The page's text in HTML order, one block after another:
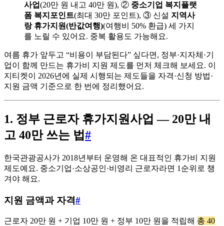
사업(20만 원 내고 40만 원), ② 중소기업 복지플랫
폼 복지포인트(최대 30만 포인트), ③ 신설 지역사
랑 휴가지원(반값여행)(여행비 50% 환급) 세 가지
를 노릴 수 있어요. 중복 활용도 가능해요.
여름 휴가 앞두고 “비용이 부담된다” 싶다면, 정부·지자체·기
업이 함께 만드는 휴가비 지원 제도를 먼저 체크해 보세요. 이
지티켓이 2026년에 실제 시행되는 제도들을 자격·신청 방법·
지원 금액 기준으로 한 번에 정리했어요.
1. 정부 근로자 휴가지원사업 — 20만 내
고 40만 쓰는 법#
한국관광공사가 2018년부터 운영해 온 대표적인 휴가비 지원
제도예요. 중소기업·소상공인·비영리 근로자라면 1순위로 챙
겨야 해요.
지원 금액과 자격#
근로자 20만 원 + 기업 10만 원 + 정부 10만 원을 적립해 총 40